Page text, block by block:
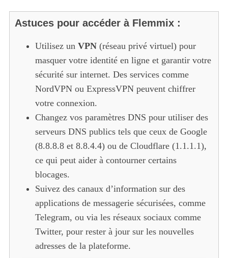
Astuces pour accéder à Flemmix :
Utilisez un VPN(réseau privé virtuel) pour
masquer votre identité en ligne et garantir votre
sécurité sur internet. Des services comme
NordVPN ou ExpressVPN peuvent chiffrer
votre connexion.
Changez vos paramètres DNS pour utiliser des
serveurs DNS publics tels que ceux de Google
(8.8.8.8 et 8.8.4.4) ou de Cloudflare (1.1.1.1),
ce qui peut aider à contourner certains
blocages.
Suivez des canaux d’information sur des
applications de messagerie sécurisées, comme
Telegram, ou via les réseaux sociaux comme
Twitter, pour rester à jour sur les nouvelles
adresses de la plateforme.